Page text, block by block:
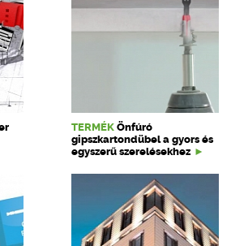
TERMÉK Önfúró
gipszkartondübel a gyors és
egyszerű szerelésekhez